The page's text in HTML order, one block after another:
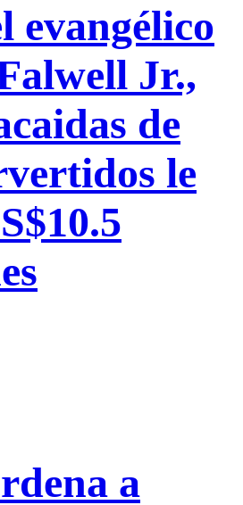
evangélico
Jr.,
de
le
a